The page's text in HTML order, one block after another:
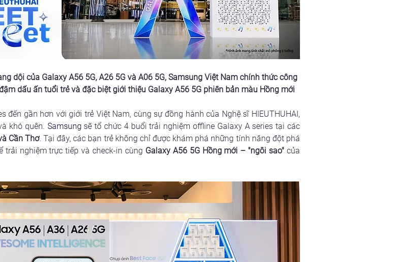
dội của Galaxy A56 5G, A26 5G và A06 5G, Samsung Việt Nam chính thức công
dấu ấn tuổi trẻ và đặc biệt giới thiệu Galaxy A56 5G phiên bản màu Hồng mới
đến gần hơn với giới trẻ Việt Nam, cùng sự đồng hành của Nghệ sĩ HIEUTHUHAI,
khó quên. Samsung sẽ tổ chức 4 buổi trải nghiệm offline Galaxy A series tại các
Cần Thơ. Tại đây, các bạn trẻ không chỉ được khám phá những tính năng đột phá
trải nghiệm trực tiếp và check-in cùng Galaxy A56 5G Hồng mới – "ngôi sao" của